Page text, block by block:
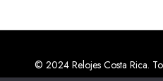
© 2024 Relojes Costa Rica.